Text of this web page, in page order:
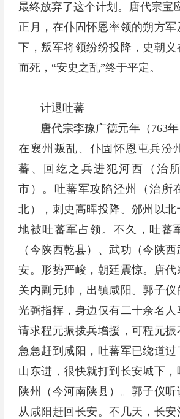
最终放弃了这个计划。唐代宗宝
正月，在仆固怀恩率领的朔方
下，叛军将领纷纷投降，史朝
而死，“安史之乱”终于平定。
计退吐蕃
唐代宗李豫广德元年（763年
在襄州叛乱、仆固怀恩屯兵汾
蕃、回纥之兵进犯河西（治
市）。吐蕃军攻陷泾州（治所
北），刺史高晖投降。邠州以
地被吐蕃军占领。不久，吐蕃
（今陕西乾县）、武功（今陕
安。形势严峻，朝廷震惊。唐
关内副元帅，出镇咸阳。郭子
光弼指挥，身边仅有二十余名
请求程元振拨兵增援，可程元
急急赶到咸阳，吐蕃军已绕道
山东进，很快就打到长安城下
陕州（今河南陕县）。郭子仪听
从咸阳赶回长安。不几天，长